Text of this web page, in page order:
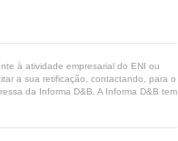
à atividade empresarial do ENI ou
a sua retificação, contactando, para o
da Informa D&B. A Informa D&B tem